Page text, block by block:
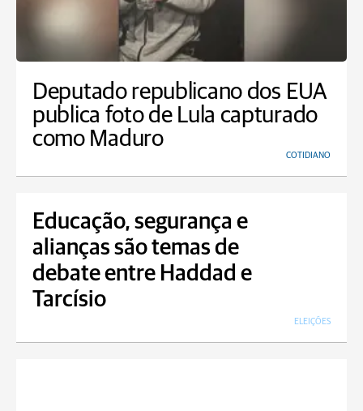
Deputado republicano dos EUA
publica foto de Lula capturado
como Maduro
COTIDIANO
Educação, segurança e
alianças são temas de
debate entre Haddad e
Tarcísio
ELEIÇÕES